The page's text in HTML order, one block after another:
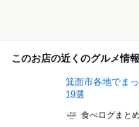
このお店の近くのグルメ情
箕面市各地でま
19選
食べログまと